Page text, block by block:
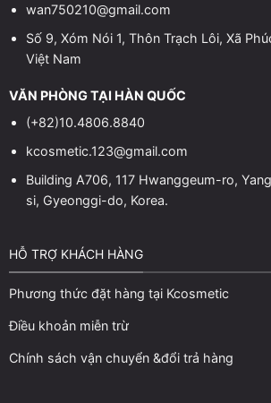
wan750210@gmail.com
Số 9, Xóm Nói 1, Thôn Trạch Lôi, Xã
Việt Nam
VĂN PHÒNG TẠI HÀN QUỐC
(+82)10.4806.8840
kcosmetic.123@gmail.com
Building A706, 117 Hwanggeum-ro,
si, Gyeonggi-do, Korea.
HỖ TRỢ KHÁCH HÀNG
Phương thức đặt hàng tại Kcosmetic
Điều khoản miễn trừ
Chính sách vận chuyển &đổi trả hàng